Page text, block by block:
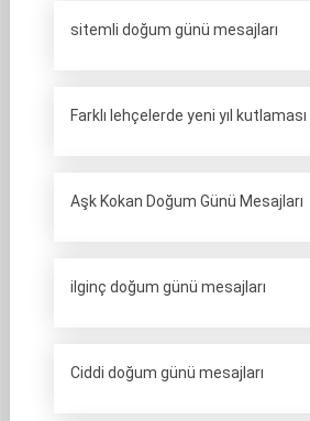
sitemli doğum günü mesajları
Farklı lehçelerde yeni yıl kutlaması
Aşk Kokan Doğum Günü Mesajları
ilginç doğum günü mesajları
Ciddi doğum günü mesajları